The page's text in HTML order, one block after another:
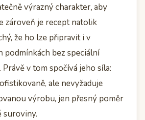
výrazný charakter, aby
zároveň je recept natolik
že ho lze připravit i v
podmínkách bez speciální
Právě v tom spočívá jeho síla:
ale nevyžaduje
výrobu, jen přesný poměr
suroviny.